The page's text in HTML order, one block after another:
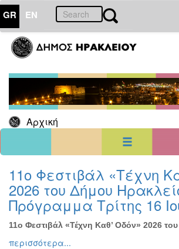
GR EN
Αρχική
08
Ιούνιος
2026
Τρι Τετ Πεμ Παρ Σαβ
1 2 3 4 5
6
7
14
15 16 17 18 19
20
27
ΗΜΕΡΟΛΟΓΙΟ
ΕΚΔΗΛΩΣΕΩΝ
Χριστούγεννα
-
Πρωτοχρονιά
11ο Φεστιβάλ «Τέχνη
2026 του Δήμου
Πρόγραμμα Τρίτης 16
11ο Φεστιβάλ «Τέχνη Καθ’ Οδόν» 2026
περισσότερα...